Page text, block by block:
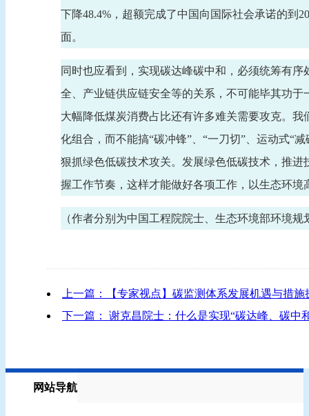
下降48.4%，超额完成了中国向国际社会承诺的到
面。
同时也应看到，实现碳达峰碳中和，必须统筹有
全、产业链供应链安全等的关系，不可能毕其功
大幅降低煤炭消费占比还有许多难关需要攻克。
化组合，而不能搞“碳冲锋”、“一刀切”、运动式“
狠抓绿色低碳技术攻关。发展绿色低碳技术，推
握工作节奏，这样才能做好各项工作，以生态环
（作者分别为中国工程院院士、生态环境部环境
上一篇：【专家视点】碳监测体系发展机遇与措施
下一篇： 谢克昌院士：什么是实现“碳达峰、碳中
网站导航